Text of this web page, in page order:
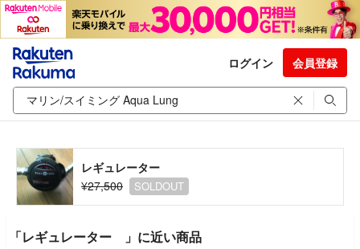
ログイン 会員登録
レギュレーター
¥27,500
SOLDOUT
「レギュレーター 」に近い商品